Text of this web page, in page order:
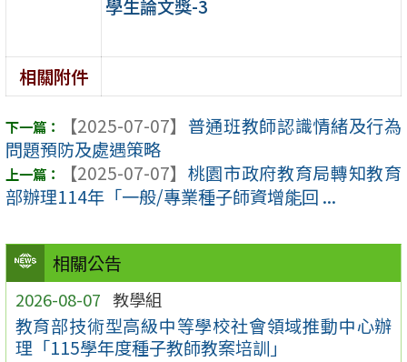
相關公告
2026-08-07 教學組
教育部技術型高級中等學校社會領域推動中心辦
理「115學年度種子教師教案培訓」
學生論文獎-3
相關附件
【2025-07-07】 普通班教師認識情緒及行為
問題預防及處遇策略
【2025-07-07】 桃園市政府教育局轉知教育
部辦理114年「一般/專業種子師資增能回 ...